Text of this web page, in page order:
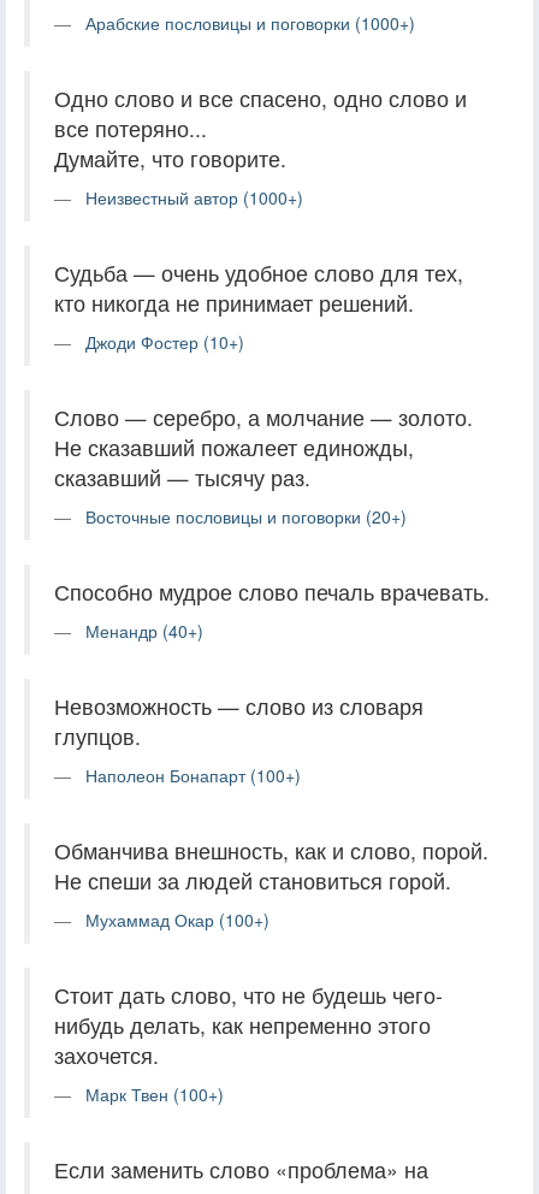
Арабские пословицы и поговорки (1000+)
Одно слово и все спасено, одно слово и
все потеряно...
Думайте, что говорите.
Неизвестный автор (1000+)
Судьба — очень удобное слово для тех,
кто никогда не принимает решений.
Джоди Фостер (10+)
Слово — серебро, а молчание — золото.
Не сказавший пожалеет единожды,
сказавший — тысячу раз.
Восточные пословицы и поговорки (20+)
Способно мудрое слово печаль врачевать.
Менандр (40+)
Невозможность — слово из словаря
глупцов.
Наполеон Бонапарт (100+)
Обманчива внешность, как и слово, порой.
Не спеши за людей становиться горой.
Мухаммад Окар (100+)
Стоит дать слово, что не будешь чего-
нибудь делать, как непременно этого
захочется.
Марк Твен (100+)
Если заменить слово «проблема» на